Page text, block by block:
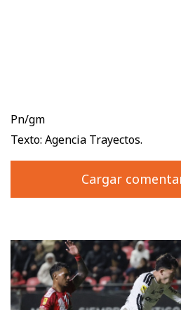
Pn/gm
Texto: Agencia Trayectos.
Cargar